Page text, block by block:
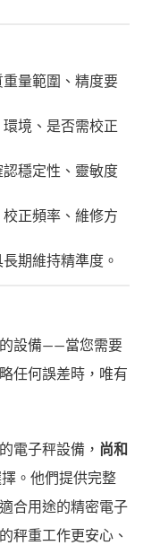
量範圍、精度要
境、是否需校正
認穩定性、靈敏度
正頻率、維修方
期維持精準度。
的設備——當您需要
任何誤差時，唯有
電子秤設備， 尚和
。他們提供完整
合用途的精密電子
秤重工作更安心、